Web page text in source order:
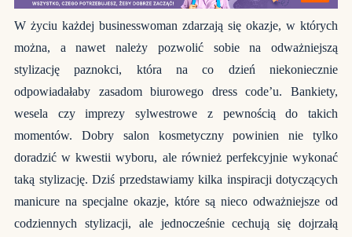
W życiu każdej businesswoman zdarzają się okazje, w których
można, a nawet należy pozwolić sobie na odważniejszą
stylizację paznokci, która na co dzień niekoniecznie
odpowiadałaby zasadom biurowego dress code’u. Bankiety,
wesela czy imprezy sylwestrowe z pewnością do takich
momentów. Dobry salon kosmetyczny powinien nie tylko
doradzić w kwestii wyboru, ale również perfekcyjnie wykonać
taką stylizację. Dziś przedstawiamy kilka inspiracji dotyczących
manicure na specjalne okazje, które są nieco odważniejsze od
codziennych stylizacji, ale jednocześnie cechują się dojrzałą